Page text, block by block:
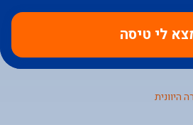
לי טיסה
היוונית